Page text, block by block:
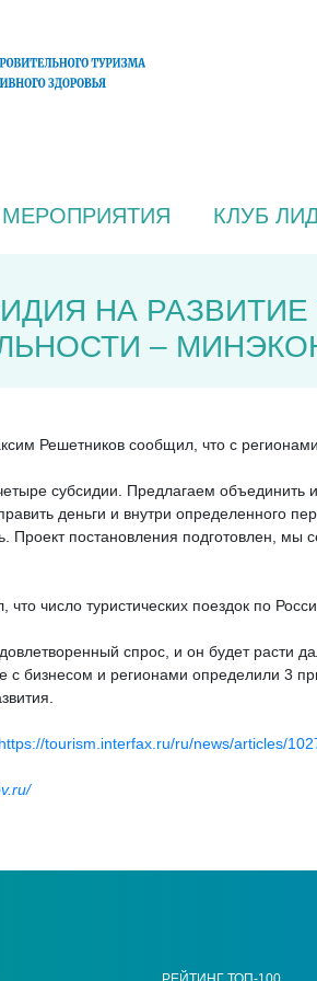
МЕРОПРИЯТИЯ КЛУБ
НА
–
Решетников сообщил, что с
субсидии. Предлагаем
деньги и внутри определенного
Проект постановления подготовлен,
число туристических поездок по
спрос, и он будет расти
с бизнесом и регионами определили 3
https://tourism.interfax.ru/ru/news/articles/